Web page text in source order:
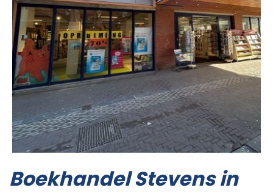
Boekhandel Stevens in